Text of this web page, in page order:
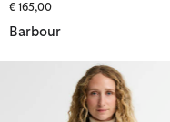
€ 165,00
Barbour
Camicia dalla vestibilità